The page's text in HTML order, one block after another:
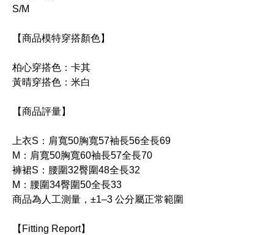
S/M
【商品模特穿搭顏色】
柏心穿搭色：卡其
黃晴穿搭色：米白
【商品評量】
上衣S：肩寬50胸寬57袖長56全長69
M：肩寬50胸寬60袖長57全長70
褲裙S：腰圍32臀圍48全長32
M：腰圍34臀圍50全長33
商品為人工測量，±1–3 公分屬正常範圍
【Fitting Report】